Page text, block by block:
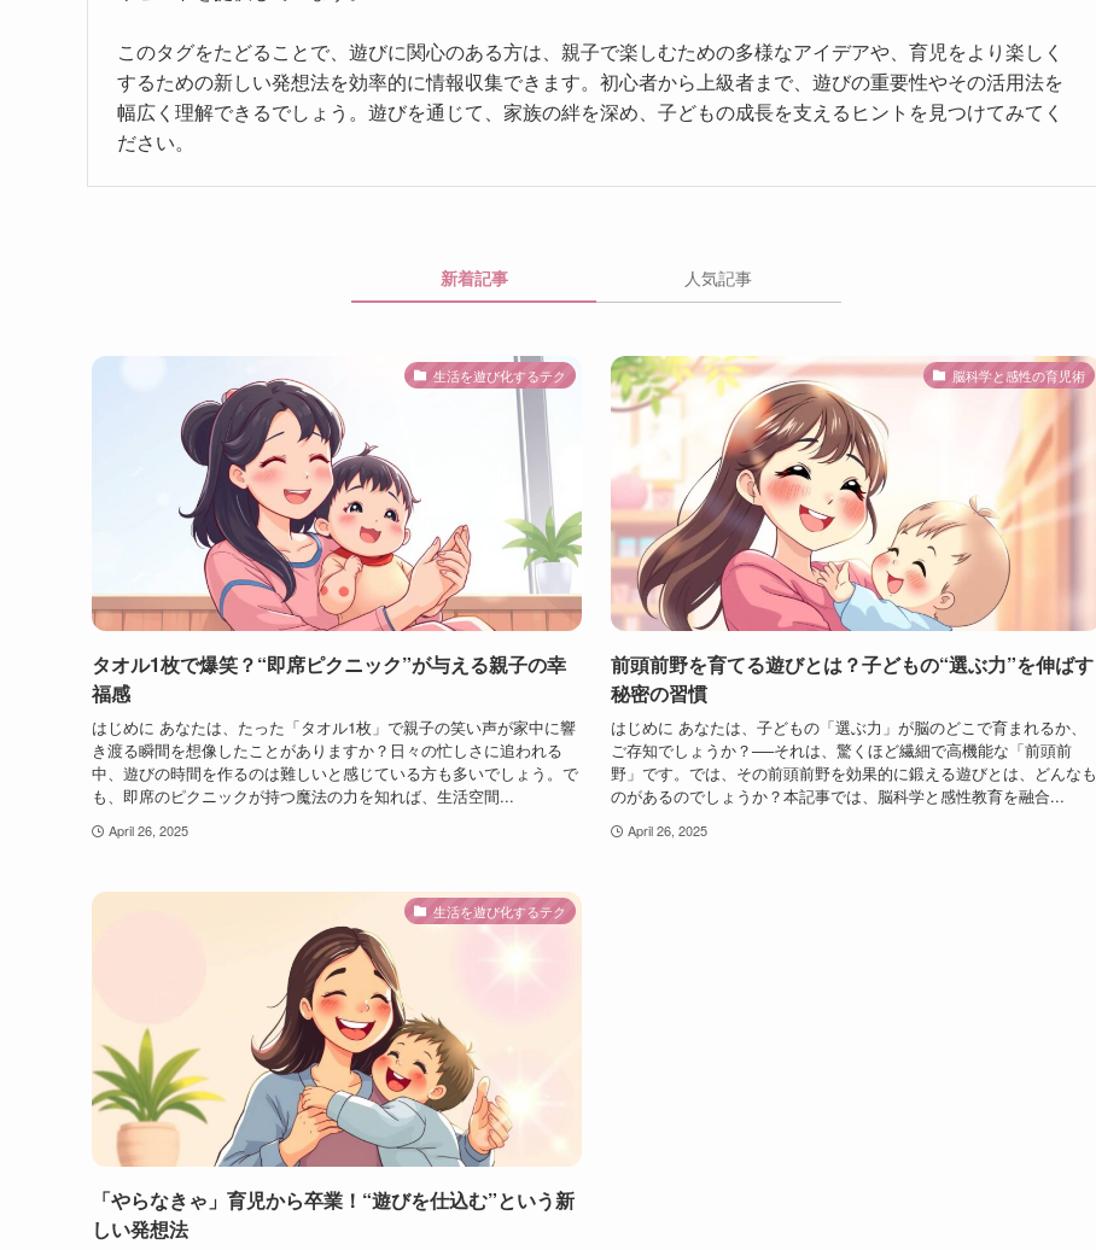
このタグをたどることで、遊びに関心のある方は、親子で楽しむための多様なアイデアや、育児をより楽しく
するための新しい発想法を効率的に情報収集できます。初心者から上級者まで、遊びの重要性やその活用法を
幅広く理解できるでしょう。遊びを通じて、家族の絆を深め、子どもの成長を支えるヒントを見つけてみてく
ださい。
新着記事 人気記事
生活を遊び化するテク
タオル1枚で爆笑？“即席ピクニック”が与える親子の幸
福感
はじめに あなたは、たった「タオル1枚」で親子の笑い声が家中に響
き渡る瞬間を想像したことがありますか？日々の忙しさに追われる
中、遊びの時間を作るのは難しいと感じている方も多いでしょう。で
も、即席のピクニックが持つ魔法の力を知れば、生活空間...
April 26, 2025
脳科学と感性の育児術
前頭前野を育てる遊びとは？子どもの“選ぶ力”を伸ばす
秘密の習慣
はじめに あなたは、子どもの「選ぶ力」が脳のどこで育まれるか、
ご存知でしょうか？──それは、驚くほど繊細で高機能な「前頭前
野」です。では、その前頭前野を効果的に鍛える遊びとは、どんなも
のがあるのでしょうか？本記事では、脳科学と感性教育を融合...
April 26, 2025
生活を遊び化するテク
「やらなきゃ」育児から卒業！“遊びを仕込む”という新
しい発想法